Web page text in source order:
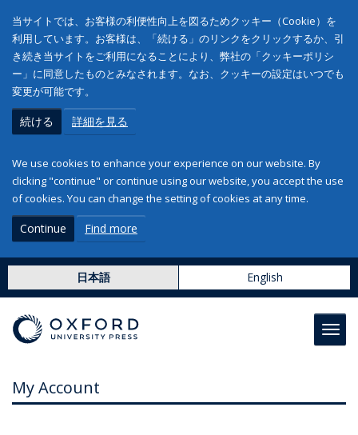
当サイトでは、お客様の利便性向上を図るためクッキー（Cookie）を
利用しています。お客様は、「続ける」のリンクをクリックするか、引
き続き当サイトをご利用になることにより、弊社の「クッキーポリシ
ー」に同意したものとみなされます。なお、クッキーの設定はいつでも
変更が可能です。
続ける 詳細を見る
We use cookies to enhance your experience on our website. By
clicking "continue" or continue using our website, you accept the use
of cookies. You can change the setting of cookies at any time.
Continue Find more
日本語 English
My Account